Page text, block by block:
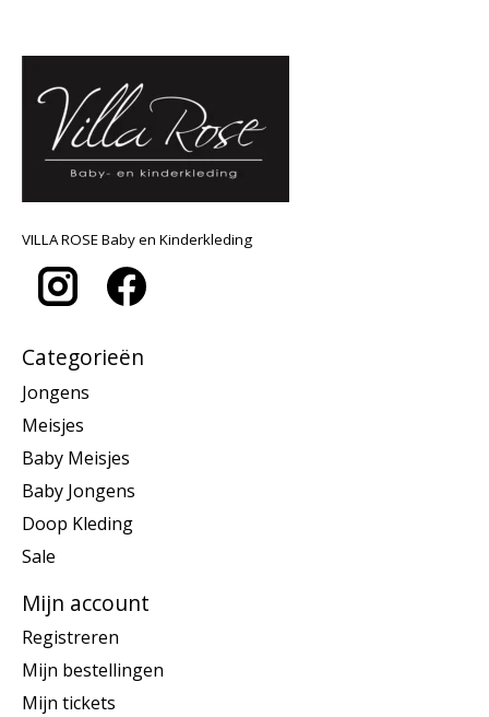
VILLA ROSE Baby en Kinderkleding
Categorieën
Jongens
Meisjes
Baby Meisjes
Baby Jongens
Doop Kleding
Sale
Mijn account
Registreren
Mijn bestellingen
Mijn tickets